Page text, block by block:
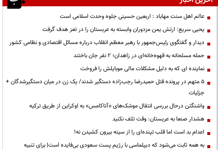
عالم اهل سنت مهاباد : اربعین حسینی جلوه وحدت اسلامی است
یحیی سریع: ارتش یمن مزدوران وابسته به عربستان را در تعز هدف گرفت
دیدار و گفتگوی رئیس‌جمهور با رهبر معظم انقلاب درباره مسائل اقتصادی و نظامی کشور
حمله مسلحانه به قهوه‌خانه‌ای در زاهدان؛ ۲ نفر جان باختند
نماینده ای که به دلیل مشکلات مالی موبایلش را فروخت
۵ متهم در پرونده قتل حمیدرضا رجب‌زاده دستگیر شدند/ یک زن در میان دستگیرشدگان +
جزئیات
واشنگتن درحال بررسی انتقال موشک‌های «آتاکامس» به اوکراین از طریق ترکیه
هشدار صنعا به عربستان: وقت تلف نکنید
اعدام بد است اما قلب تپنده‌ای را از سینه بیرون کشیدن نه!
به همه ثابت می‌شود که دیپلماسی با رژیم پست سعودی بی‌فایده است| برای تنبیه